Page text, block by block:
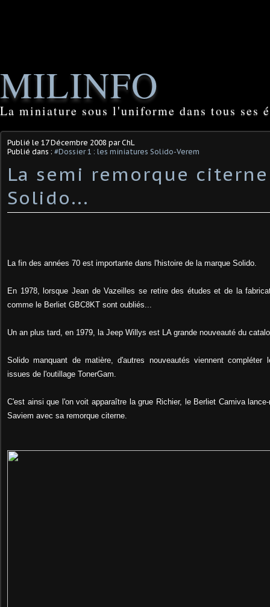
MILINFO
La miniature sous l'uniforme dans tous ses
Publié le 17 Décembre 2008 par ChL
Publié dans : #Dossier 1 : les miniatures Solido-Verem
La semi remorque
Solido...
La fin des années 70 est importante dans l'histoire de la marque Solido.
En 1978, lorsque Jean de Vazeilles se retire des études et de la
comme le Berliet GBC8KT sont oubliés...
Un an plus tard, en 1979, la Jeep Willys est LA grande nouveauté du
Solido manquant de matière, d'autres nouveautés viennent
issues de l'outillage TonerGam.
C'est ainsi que l'on voit apparaître la grue Richier, le Berliet Camiva
Saviem avec sa remorque citerne.